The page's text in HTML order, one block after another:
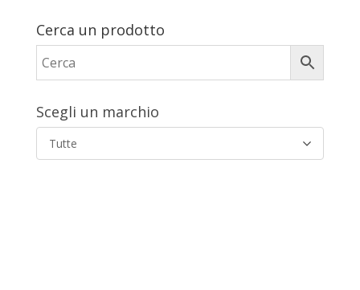
Cerca un prodotto
Scegli un marchio
Tutte